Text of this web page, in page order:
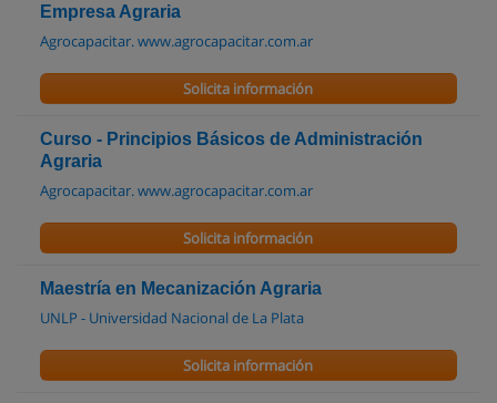
Empresa Agraria
Agrocapacitar. www.agrocapacitar.com.ar
Solicita información
Curso - Principios Básicos de Administración
Agraria
Agrocapacitar. www.agrocapacitar.com.ar
Solicita información
Maestría en Mecanización Agraria
UNLP - Universidad Nacional de La Plata
Solicita información